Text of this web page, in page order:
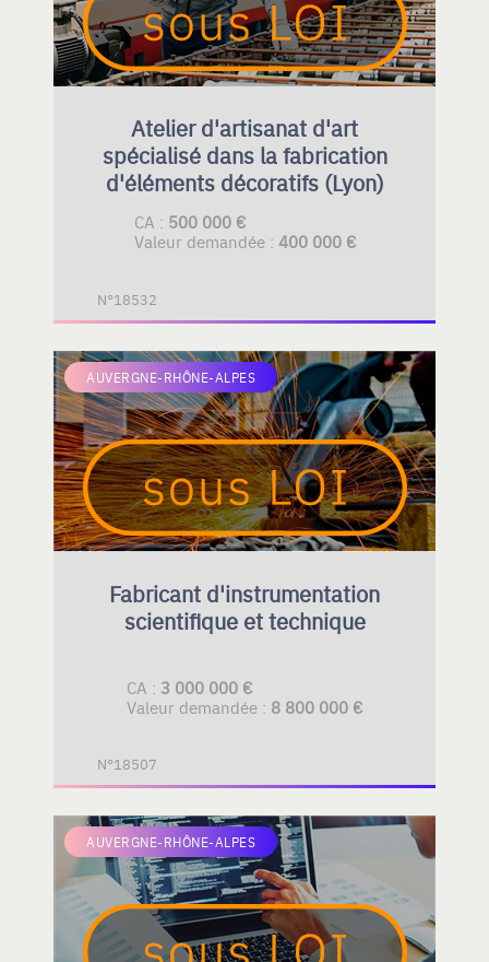
Atelier d'artisanat d'art
spécialisé dans la fabrication
d'éléments décoratifs (Lyon)
CA : 500 000 €
Valeur demandée : 400 000 €
N°18532
AUVERGNE-RHÔNE-ALPES
Fabricant d'instrumentation
scientifique et technique
CA : 3 000 000 €
Valeur demandée : 8 800 000 €
N°18507
AUVERGNE-RHÔNE-ALPES